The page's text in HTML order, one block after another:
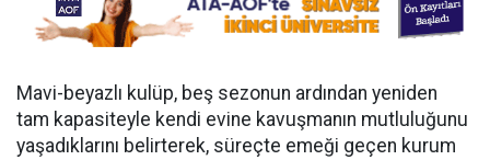
Mavi-beyazlı kulüp, beş sezonun ardından yeniden
tam kapasiteyle kendi evine kavuşmanın mutluluğunu
yaşadıklarını belirterek, süreçte emeği geçen kurum